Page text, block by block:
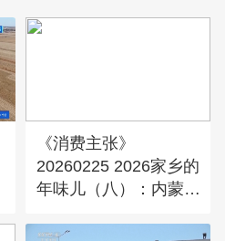
《消费主张》
20260225 2026家乡的
年味儿（八）：内蒙古